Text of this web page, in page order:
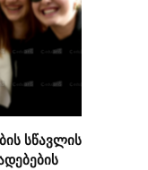
სწავლის